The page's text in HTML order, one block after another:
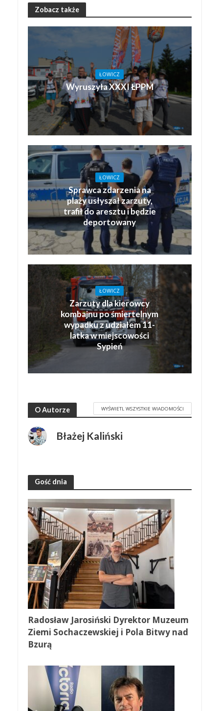
Zobacz także
ŁOWICZ
Wyruszyła XXXI ŁPPM
ŁOWICZ
Sprawca zdarzenia na
plaży usłyszał zarzuty,
trafił do aresztu i będzie
deportowany
ŁOWICZ
Zarzuty dla kierowcy
kombajnu po śmiertelnym
wypadku z udziałem 11-
latka w miejscowości
Sypień
O Autorze WYŚWIETL WSZYSTKIE WIADOMOŚCI
Błażej Kaliński
Gość dnia
Radosław Jarosiński Dyrektor Muzeum
Ziemi Sochaczewskiej i Pola Bitwy nad
Bzurą